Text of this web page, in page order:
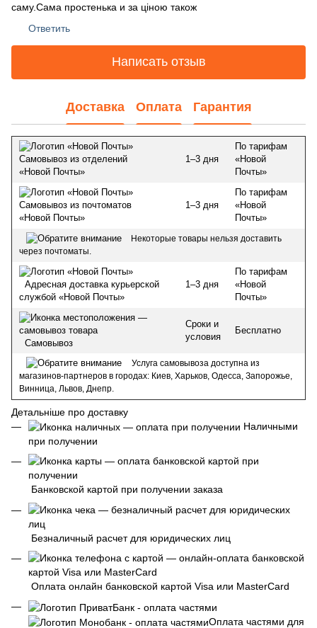
саму.Сама простенька и за ціною також
Ответить
Написать отзыв
Доставка Оплата Гарантия
Самовывоз из отделений
«Новой Почты»
1–3 дня
По тарифам
«Новой
Почты»
Самовывоз из почтоматов
«Новой Почты»
1–3 дня
По тарифам
«Новой
Почты»
Некоторые товары нельзя доставить
через почтоматы.
Адресная доставка курьерской
службой «Новой Почты»
1–3 дня
По тарифам
«Новой
Почты»
Самовывоз
Сроки и
условия
Бесплатно
Услуга самовывоза доступна из
магазинов-партнеров в городах: Киев, Харьков, Одесса, Запорожье,
Винница, Львов, Днепр.
Детальніше про доставку
Наличными
при получении
Банковской картой при получении заказа
Безналичный расчет для юридических лиц
Оплата онлайн банковской картой Visa или MasterCard
Оплата частями для